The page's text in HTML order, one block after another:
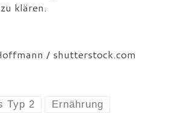
klären.
/ shutterstock.com
Typ 2 Ernährung